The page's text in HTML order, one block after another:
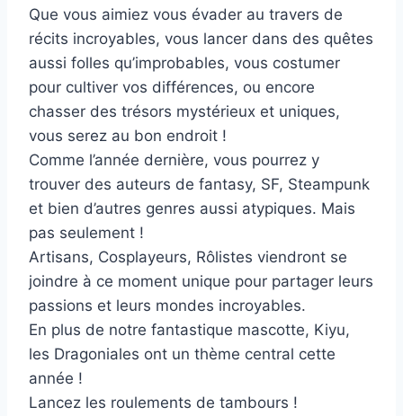
Que vous aimiez vous évader au travers de
récits incroyables, vous lancer dans des quêtes
aussi folles qu’improbables, vous costumer
pour cultiver vos différences, ou encore
chasser des trésors mystérieux et uniques,
vous serez au bon endroit !
Comme l’année dernière, vous pourrez y
trouver des auteurs de fantasy, SF, Steampunk
et bien d’autres genres aussi atypiques. Mais
pas seulement !
Artisans, Cosplayeurs, Rôlistes viendront se
joindre à ce moment unique pour partager leurs
passions et leurs mondes incroyables.
En plus de notre fantastique mascotte, Kiyu,
les Dragoniales ont un thème central cette
année !
Lancez les roulements de tambours !